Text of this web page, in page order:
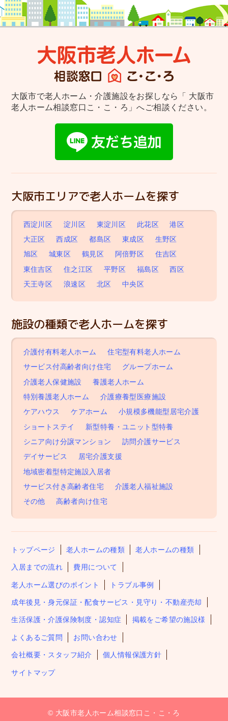
大阪市で老人ホーム・介護施設をお探しなら
「 大阪市
老人ホーム相談窓口こ・こ・ろ」へご相談ください。
大阪市エリアで老人ホームを探す
西淀川区 淀川区 東淀川区 此花区
港区
大正区
西成区 都島区 東成区
生野区
旭区
城東区 鶴見区 阿倍野区
住吉区
東住吉区
住之江区 平野区 福島区
西区
天王寺区
浪速区 北区 中央区
施設の種類で老人ホームを探す
介護付有料老人ホーム
住宅型有料老人ホーム
サービス付高齢者向け住宅
グループホーム
介護老人保健施設
養護老人ホーム
特別養護老人ホーム
介護療養型医療施設
ケアハウス
ケアホーム
小規模多機能型居宅介護
ショートステイ
新型特養・ユニット型特養
シニア向け分譲マンション
訪問介護サービス
デイサービス
居宅介護支援
地域密着型特定施設入居者
サービス付き高齢者住宅
介護老人福祉施設
その他
高齢者向け住宅
トップページ 老人ホームの種類 老人ホームの種類
入居までの流れ 費用について
老人ホーム選びのポイント トラブル事例
成年後見・身元保証・配食サービス・見守り・不動産売却
生活保護・介護保険制度・認知症 掲載をご希望の施設様
よくあるご質問 お問い合わせ
会社概要・スタッフ紹介 個人情報保護方針
サイトマップ
© 大阪市老人ホーム相談窓口こ・こ・ろ